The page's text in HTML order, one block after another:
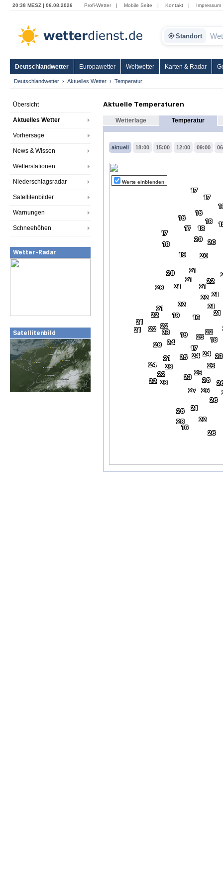
20:38 MESZ | 06.08.2026 Profi-Wetter | Mobile Seite | Kontakt | Impressum
Standort
Deutschlandwetter Europawetter Weltwetter Karten & Radar
Deutschlandwetter Aktuelles Wetter Temperatur
Übersicht
Aktuelles Wetter
Vorhersage
News & Wissen
Wetterstationen
Niederschlagsradar
Satellitenbilder
Warnungen
Schneehöhen
Wetter-Radar
Satellitenbild
Aktuelle Temperaturen
Wetterlage Temperatur
aktuell 18:00 15:00 12:00 09:00
Werte einblenden
21
20
24
21
22
23
20
20 20
22
18
21
22
18
18
21
16
24
28
21
19
21
25
23
21
16
18
23
16
17
22
22
26
26
17
17
20
22
17
19
21
25
19
23
26
21
22
23
17
22
20
24
27
23
21
16
21
26
22
24
26
21
23
22